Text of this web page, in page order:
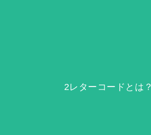
2レターコードとは？